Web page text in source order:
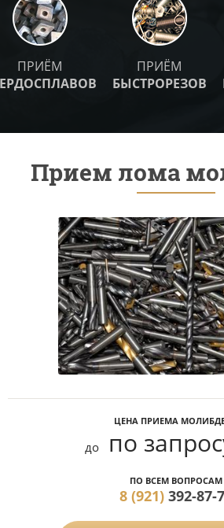
ПРИЁМ
ПРИЁМ
БЫСТРОРЕЗОВ
Прием лома
ЦЕНА ПРИЕМА
до по
ПО ВСЕМ ВОПРОСАМ
8 (921) 392-87-